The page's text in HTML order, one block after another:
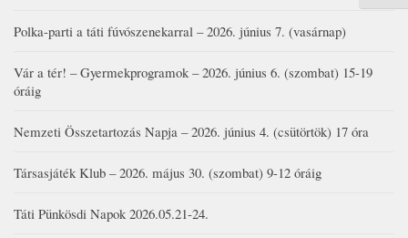
Polka-parti a táti fúvószenekarral – 2026. június 7. (vasárnap)
Vár a tér! – Gyermekprogramok – 2026. június 6. (szombat) 15-19
óráig
Nemzeti Összetartozás Napja – 2026. június 4. (csütörtök) 17 óra
Társasjáték Klub – 2026. május 30. (szombat) 9-12 óráig
Táti Pünkösdi Napok 2026.05.21-24.